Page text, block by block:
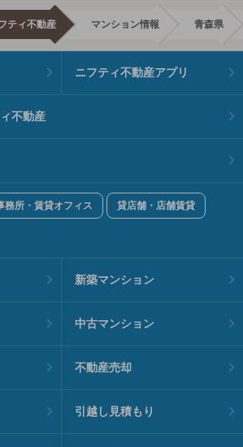
ティ不動産 マンション情報 青森県
ニフティ不動産アプリ
不動産
務所・賃貸オフィス 貸店舗・店舗賃貸
新築マンション
中古マンション
不動産売却
引越し見積もり